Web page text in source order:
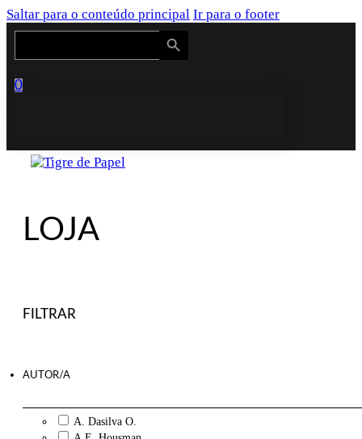
Saltar para o conteúdo principal Ir para o footer
Search
Search Button
0
LOJA
FILTRAR
AUTOR/A
A. Dasilva O.